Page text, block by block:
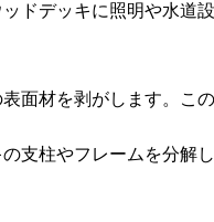
ッドデッキに照明や水道
面材を剥がします。こ
支柱やフレームを分解